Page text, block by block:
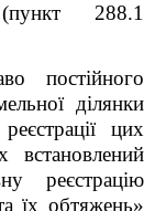
(пункт 288.1
постійного
ділянки
цих
встановлений
реєстрацію
їх обтяжень»